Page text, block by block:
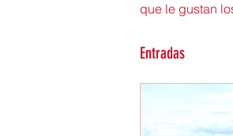
que le gustan
Entradas